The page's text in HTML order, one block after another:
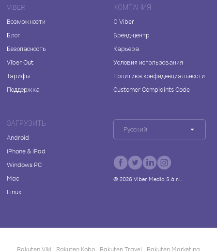
VIBER
Возможности
Блог
Безопасность
Viber Out
Тарифы
Поддержка
КОМПАНИЯ
О Viber
Бренд-центр
Карьера
Условия использования
Политика конфиденциальности
Customer Complaints Code
ЗАГРУЗИТЬ
Android
iPhone & iPad
Windows PC
Mac
Linux
Русский
© 2026Viber Media S.à r.l.
Rakuten Viki Rakuten Kobo Rakuten Travel Rakuten Marketing